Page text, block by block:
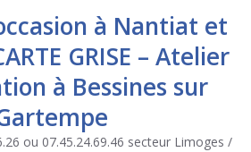
à Nantiat et
GRISE – Atelier
à Bessines sur
ou 07.45.24.69.46 secteur Limoges /